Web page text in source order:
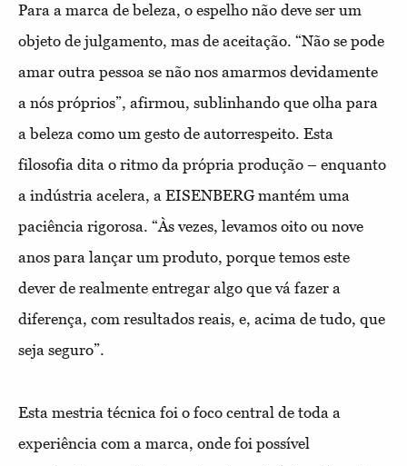
Para a marca de beleza, o espelho não deve ser um
objeto de julgamento, mas de aceitação. “Não se pode
amar outra pessoa se não nos amarmos devidamente
a nós próprios”, afirmou, sublinhando que olha para
a beleza como um gesto de autorrespeito. Esta
filosofia dita o ritmo da própria produção – enquanto
a indústria acelera, a EISENBERG mantém uma
paciência rigorosa. “Às vezes, levamos oito ou nove
anos para lançar um produto, porque temos este
dever de realmente entregar algo que vá fazer a
diferença, com resultados reais, e, acima de tudo, que
seja seguro”.
Esta mestria técnica foi o foco central de toda a
experiência com a marca, onde foi possível